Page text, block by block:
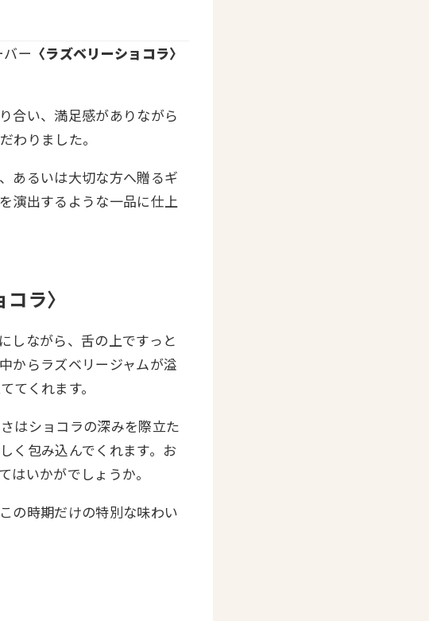
ー 〈ラズベリーショコラ〉
合い、満足感がありながら
わりました。
あるいは大切な方へ贈るギ
演出するような一品に仕上
ラ〉
しながら、舌の上ですっと
からラズベリージャムが溢
くれます。
はショコラの深みを際立た
く包み込んでくれます。お
いかがでしょうか。
の時期だけの特別な味わい